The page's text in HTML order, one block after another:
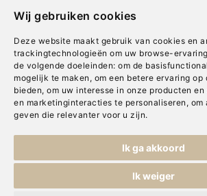
Wij gebruiken cookies
Deze website maakt gebruik van cookies en
trackingtechnologieën om uw browse-
de volgende doeleinden: om de
mogelijk te maken , om een betere ervaring op
bieden, om uw interesse in onze producten
en marketinginteracties te personaliseren , om
geven die relevanter voor u zijn.
Ik ga akkoord
Ik weiger
Cookies